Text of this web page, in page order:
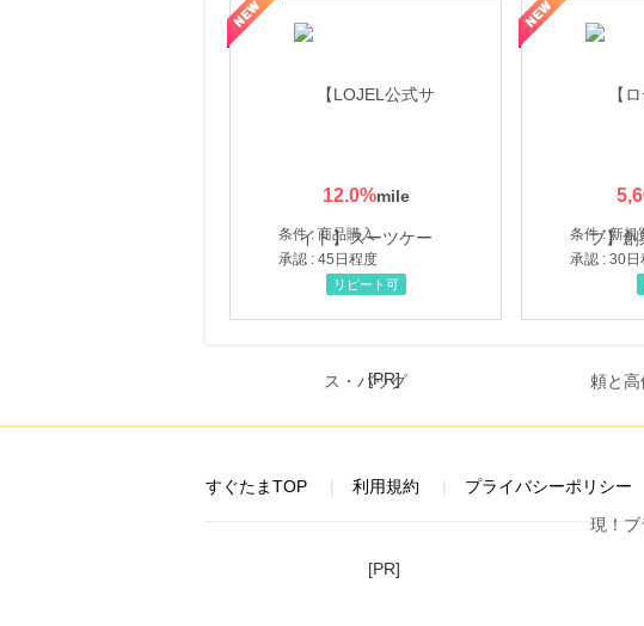
12.0%
条件 : 商品購入
承認 : 45日程度
リピート可
条件 : 新規
承認 : 30日
高価買取を実現！ブランド品・貴金属の無料査定
ファビウス公式EC】すべての女性を美しくをテーマにした商品で女性の美を応援し
【ITトレンドMoney
[PR]
すぐたまTOP 利用規約 プライバシーポリシー
[PR]